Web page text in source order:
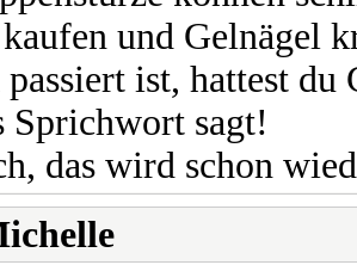
und Gelnägel
passiert ist, hattest
Sprichwort sagt!
das wird schon